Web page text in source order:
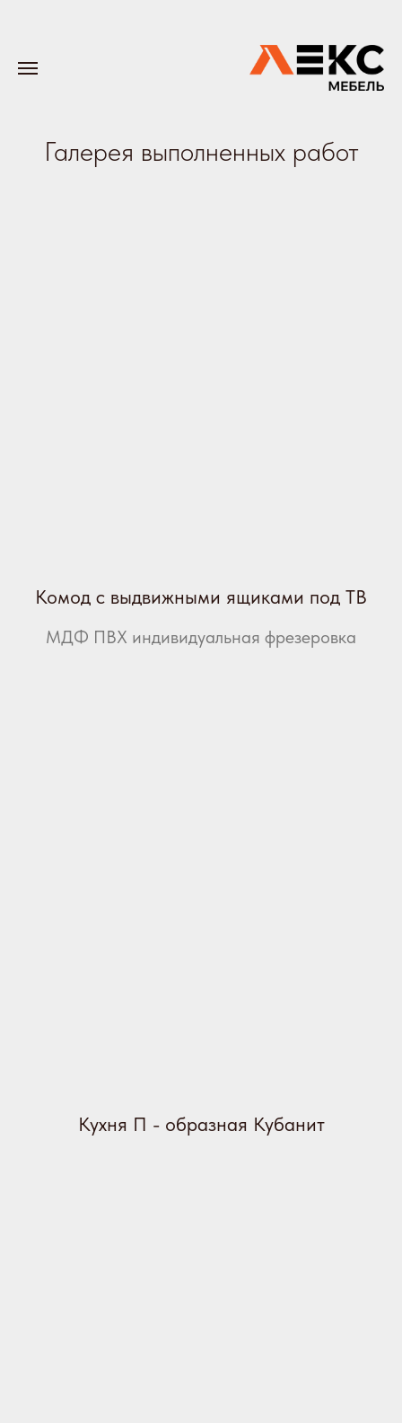
Галерея выполненных работ
Комод с выдвижными ящиками под ТВ
МДФ ПВХ индивидуальная фрезеровка
Кухня П - образная Кубанит